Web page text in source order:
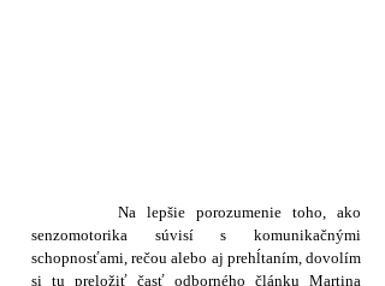
Na lepšie porozumenie toho, ako
senzomotorika súvisí s komunikačnými
schopnosťami, rečou alebo aj prehĺtaním, dovolím
si tu preložiť časť odborného článku Martina